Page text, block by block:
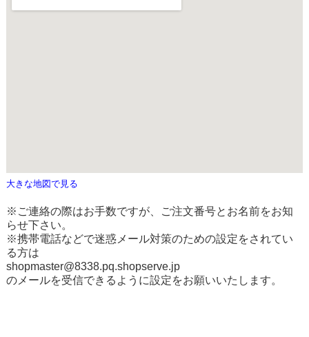
大きな地図で見る
※ご連絡の際はお手数ですが、ご注文番号とお名前をお知
らせ下さい。
※携帯電話などで迷惑メール対策のための設定をされてい
る方は
shopmaster@8338.pq.shopserve.jp
のメールを受信できるように設定をお願いいたします。